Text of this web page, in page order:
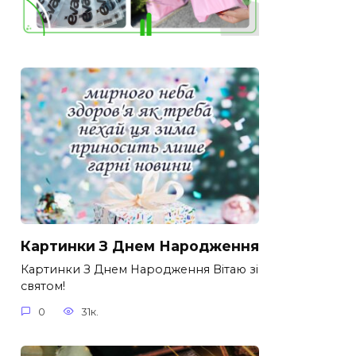
Картинки З Днем Народження
Картинки З Днем Народження Вітаю зі
святом!
0 31к.